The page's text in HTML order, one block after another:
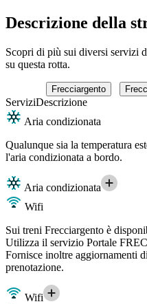
Descrizione della
Scopri di più sui diversi servizi
su questa rotta.
Frecciargento
ServiziDescrizione
Aria condizionata
Qualunque sia la temperatura
l'aria condizionata a bordo.
Aria condizionata
Wifi
Sui treni Frecciargento è
Utilizza il servizio Portale
Fornisce inoltre aggiornamenti
prenotazione.
Wifi